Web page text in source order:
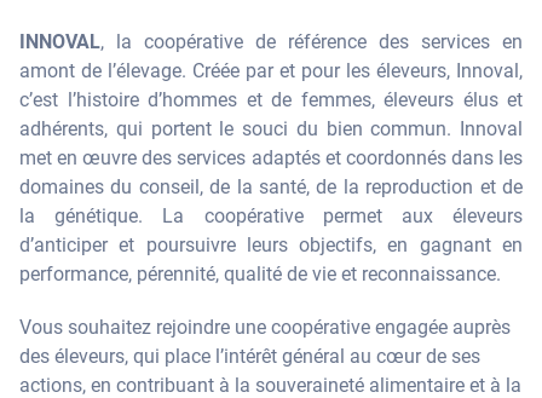
INNOVAL, la coopérative de référence des services en
amont de l’élevage. Créée par et pour les éleveurs, Innoval,
c’est l’histoire d’hommes et de femmes, éleveurs élus et
adhérents, qui portent le souci du bien commun. Innoval
met en œuvre des services adaptés et coordonnés dans les
domaines du conseil, de la santé, de la reproduction et de
la génétique. La coopérative permet aux éleveurs
d’anticiper et poursuivre leurs objectifs, en gagnant en
performance, pérennité, qualité de vie et reconnaissance.
Vous souhaitez rejoindre une coopérative engagée auprès
des éleveurs, qui place l’intérêt général au cœur de ses
actions, en contribuant à la souveraineté alimentaire et à la